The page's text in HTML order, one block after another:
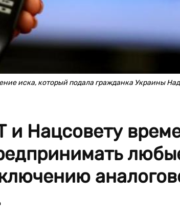
иска, который подала гражданка Украины
и Нацсовету